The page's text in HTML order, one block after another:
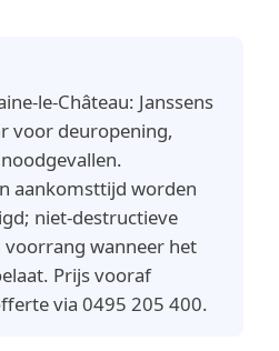
le-Château: Janssens
voor deuropening,
aankomsttijd worden
niet-destructieve
wanneer het
Prijs vooraf
via 0495 205 400.